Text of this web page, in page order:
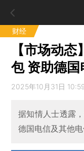
财经
【市场动
包 资助德
2025年10月31日
据知情人士透露
德国电信及其他